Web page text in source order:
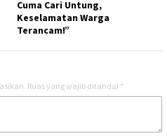
Cuma Cari Untung,
Keselamatan Warga
Terancam!”
Ruas yang wajib ditandai *